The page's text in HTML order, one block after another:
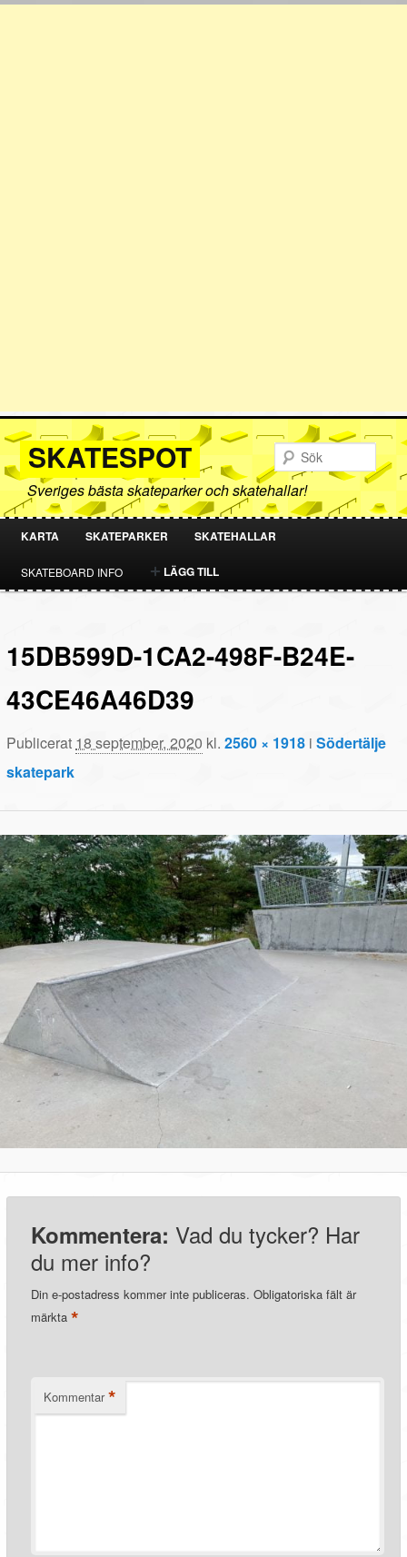
SKATESPOT
Sveriges bästa skateparker och skatehallar!
HOPPA
TILL
INNEHÅLL
HOPPA
TILL
INNEHÅLL
KARTA SKATEPARKER SKATEHALLAR
SKATEBOARD INFO LÄGG TILL
15DB599D-1CA2-498F-B24E-
43CE46A46D39
Publicerat 18 september, 2020 kl.2560 × 1918 iSödertälje
skatepark
Kommentera: Vad du tycker? Har
du mer info?
Din e-postadress kommer inte publiceras. Obligatoriska fält är
märkta*
Kommentar *